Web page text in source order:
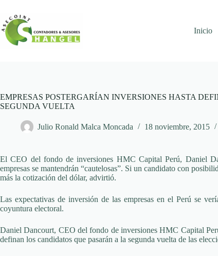
content
Inicio
EMPRESAS POSTERGARÍAN INVERSIONES HASTA
SEGUNDA VUELTA
Julio Ronald Malca Moncada 18 noviembre, 2015
El CEO del fondo de inversiones HMC Capital Perú, Daniel
empresas se mantendrán “cautelosas”. Si un candidato con
más la cotización del dólar, advirtió.
Las expectativas de inversión de las empresas en el Perú se
coyuntura electoral.
Daniel Dancourt, CEO del fondo de inversiones HMC Capital
definan los candidatos que pasarán a la segunda vuelta de las